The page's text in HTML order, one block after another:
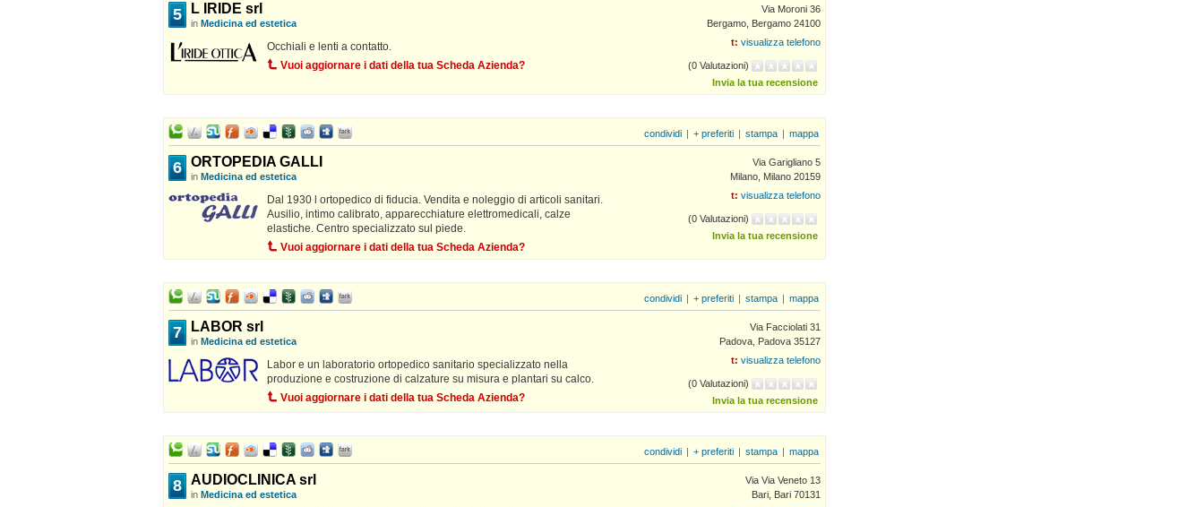
5 L IRIDE srl
in Medicina ed estetica
Occhiali e lenti a contatto.
Vuoi aggiornare i dati della tua Scheda Azienda?
Via Moroni 36
Bergamo, Bergamo 24100
t: visualizza telefono
(0 Valutazioni)
Invia la tua recensione
condividi + preferiti stampa mappa
6 ORTOPEDIA GALLI
in Medicina ed estetica
Dal 1930 l ortopedico di fiducia. Vendita e noleggio di articoli sanitari.
Ausilio, intimo calibrato, apparecchiature elettromedicali, calze
elastiche. Centro specializzato sul piede.
Vuoi aggiornare i dati della tua Scheda Azienda?
Via Garigliano 5
Milano, Milano 20159
t: visualizza telefono
(0 Valutazioni)
Invia la tua recensione
condividi + preferiti stampa mappa
7 LABOR srl
in Medicina ed estetica
Labor e un laboratorio ortopedico sanitario specializzato nella
produzione e costruzione di calzature su misura e plantari su calco.
Vuoi aggiornare i dati della tua Scheda Azienda?
Via Facciolati 31
Padova, Padova 35127
t: visualizza telefono
(0 Valutazioni)
Invia la tua recensione
condividi + preferiti stampa mappa
8 AUDIOCLINICA srl
in Medicina ed estetica
Via Via Veneto 13
Bari, Bari 70131